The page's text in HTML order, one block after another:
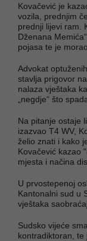
Kovačević je
vozila, prednjim
prednji lijevi ram.
Dženana
pojasa te je
Advokat optuženih
stavlja prigovor
nalaza vještaka
„negdje“ što
Na pitanje ostaje
izazvao T4 WV,
želio znati i kako
Kovačević kazao
mjesta i načina
U prvostepenoj
Kantonalni sud u
vještaka
Sudsko vijeće
kontradiktoran, te